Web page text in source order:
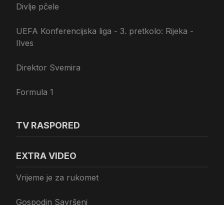
Divlje pčele
UEFA Konferencijska liga - 3. pretkolo: Rijeka -
Ilves
Direktor Svemira
Formula 1
TV RASPORED
EXTRA VIDEO
Vrijeme je za rukomet
Gospodin Savršeni